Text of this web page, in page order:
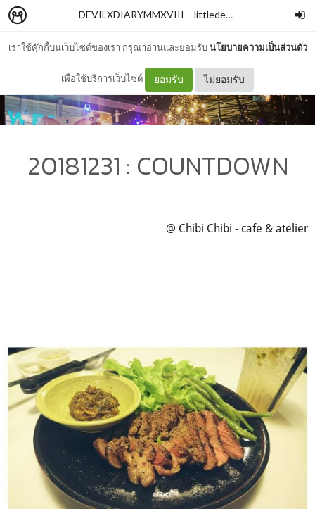
เราใช้คุ๊กกี้บนเว็บไซต์ของเรา กรุณาอ่านและยอมรับนโยบายความเป็นส่วนตัว
เพื่อใช้บริการเว็บไซต์ ยอมรับ ไม่ยอมรับ
DEVILXDIARYMMXVIII – littledevilxxx
20181231 : COUNTDOWN
@ Chibi Chibi - cafe & atelier